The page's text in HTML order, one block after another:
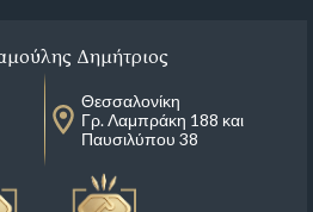
Δημήτριος
Θεσσαλονίκη
Γρ. Λαμπράκη 188 και
Παυσιλύπου 38